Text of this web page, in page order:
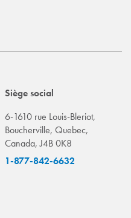
Siège social
6-1610 rue Louis-Bleriot,
Boucherville, Quebec,
Canada, J4B 0K8
1-877-842-6632